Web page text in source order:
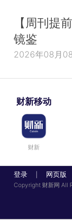
【周刊提
镜鉴
2026年08月
财新移动
财新
登录 网页版
Copyright 财新网 All